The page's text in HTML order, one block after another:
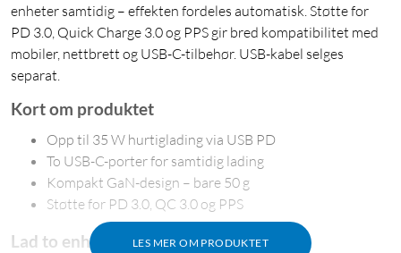
enheter samtidig – effekten fordeles automatisk. Støtte for
PD 3.0, Quick Charge 3.0 og PPS gir bred kompatibilitet med
mobiler, nettbrett og USB-C-tilbehør. USB-kabel selges
separat.
LES MER OM PRODUKTET
Kort om produktet
Opp til 35 W hurtiglading via USB PD
To USB-C-porter for samtidig lading
Kompakt GaN-design – bare 50 g
Støtte for PD 3.0, QC 3.0 og PPS
Lad to enheter fra samme uttak